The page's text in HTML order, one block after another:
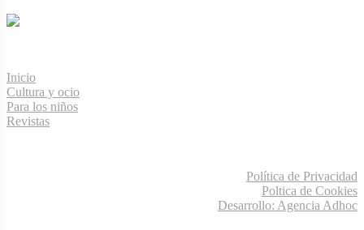
Inicio
Cultura y ocio
Para los niños
Revistas
Política de Privacidad
Poltica de Cookies
Desarrollo: Agencia Adhoc